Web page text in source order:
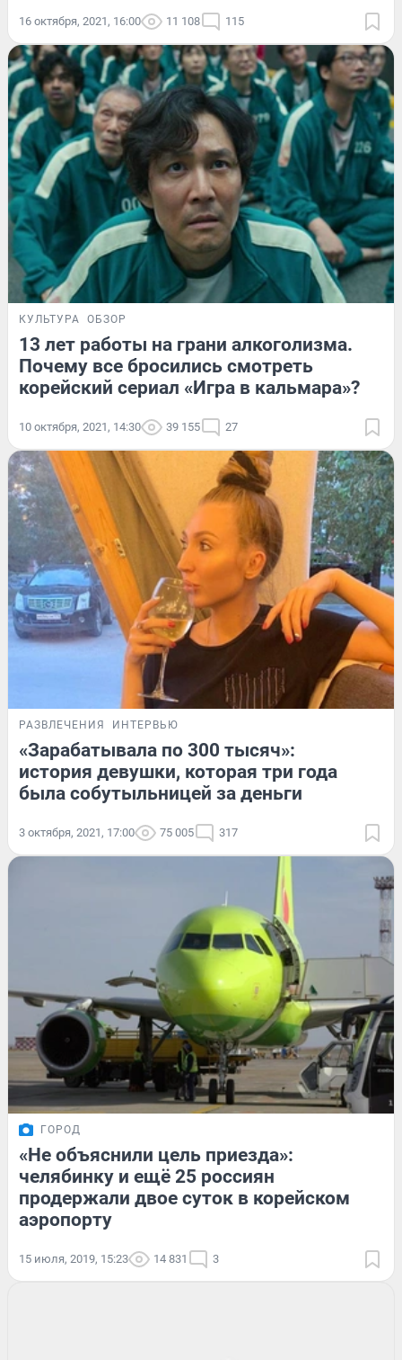
16 октября, 2021, 16:00 11 108 115
КУЛЬТУРА ОБЗОР
13 лет работы на грани алкоголизма.
Почему все бросились смотреть
корейский сериал «Игра в кальмара»?
10 октября, 2021, 14:30 39 155 27
РАЗВЛЕЧЕНИЯ ИНТЕРВЬЮ
«Зарабатывала по 300 тысяч»:
история девушки, которая три года
была собутыльницей за деньги
3 октября, 2021, 17:00 75 005 317
ГОРОД
«Не объяснили цель приезда»:
челябинку и ещё 25 россиян
продержали двое суток в корейском
аэропорту
15 июля, 2019, 15:23 14 831 3